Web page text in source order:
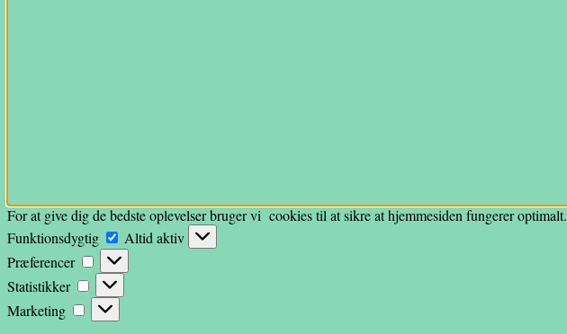
For at give dig de bedste oplevelser bruger vi cookies til at sikre at hjemmesiden fungerer optimalt.
Funktionsdygtig
Funktionsdygtig
Altid aktiv
Præferencer
Præferencer
Statistikker
Statistikker
Marketing
Marketing